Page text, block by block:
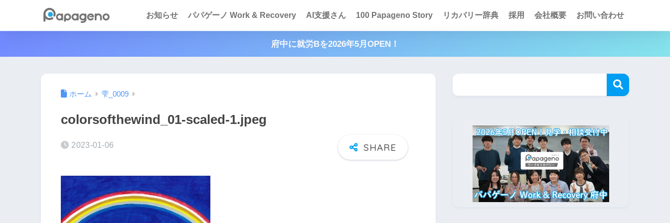
お知らせ パパゲーノ Work & Recovery AI支援さん 100 Papageno Story リカバリー辞典 採用 会社概要 お問い合わせ
府中に就労Bを2026年5月OPEN！
ホーム 雫_0009
colorsofthewind_01-scaled-1.jpeg
2023-01-06